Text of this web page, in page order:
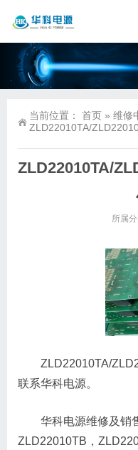
当前位置： 首页 » 维修
ZLD22010TA/
ZLD22010TA/
所属分
ZLD22010TA/
联系华科电源。
华科电源维修及销
ZLD22010TB，